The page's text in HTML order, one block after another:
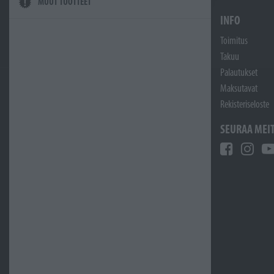
INFO
Toimitus
Takuu
Palautukset
Maksutavat
Rekisteriseloste
SEURAA